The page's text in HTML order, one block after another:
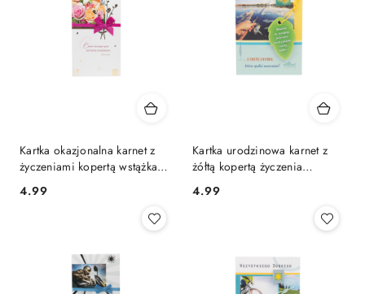
Kartka okazjonalna karnet z
życzeniami kopertą wstążka
malina
Cena:
4.99
Kartka urodzinowa karnet z
żółtą kopertą życzenia
wędkarz
Cena:
4.99